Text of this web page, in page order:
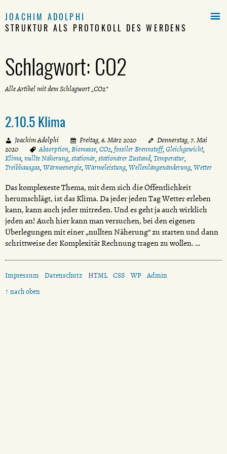
JOACHIM ADOLPHI
STRUKTUR ALS PROTOKOLL DES WERDENS
Schlagwort:CO2
Alle Artikel mit dem Schlagwort „CO2“
2.10.5 Klima
Joachim Adolphi Freitag, 6. März 2020
Donnerstag, 7. Mai
2020
Absorption, Biomasse, CO2, fossiler Brennstoff, Gleichgewicht,
Klima, nullte Näherung, stationär, stationärer Zustand, Temperatur,
Treibhausgas, Wärmeenergie, Wärmeleistung, Wellenlängenänderung, Wetter
Das komplexeste Thema, mit dem sich die Öffentlichkeit
herumschlägt, ist das Klima. Da jeder jeden Tag Wetter erleben
kann, kann auch jeder mitreden. Und es geht ja auch wirklich
jeden an! Auch hier kann man versuchen, bei den eigenen
Überlegungen mit einer „nullten Näherung“ zu starten und dann
schrittweise der Komplexität Rechnung tragen zu wollen. …

Impressum Datenschutz HTML CSS WP Admin
↑ nach oben